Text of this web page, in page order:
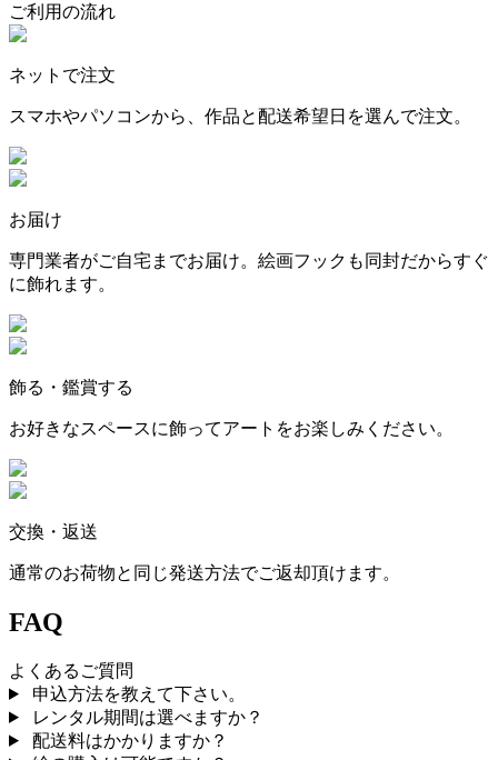
ご利用の流れ
ネットで注文
スマホやパソコンから、作品と配送希望日を選んで注文。
お届け
専門業者がご自宅までお届け。絵画フックも同封だからすぐ
に飾れます。
飾る・鑑賞する
お好きなスペースに飾ってアートをお楽しみください。
交換・返送
通常のお荷物と同じ発送方法でご返却頂けます。
FAQ
よくあるご質問
申込方法を教えて下さい。
レンタル期間は選べますか？
配送料はかかりますか？